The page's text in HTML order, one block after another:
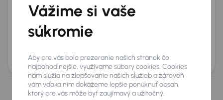
Renault Laguna
2006120 470 km Benzín1.6 16V 82 kW
Kúpené nové v SR 1.6 16V
od 6 € 1 400 €
Nevybrali ste si? Nevadí, na našich pobočkách v
Vážime si vaše
súkromie
Aby pre vás bolo prezeranie našich stránok čo
najpohodlnejšie, využívame súbory cookies. Cookies
nám slúžia na zlepšovanie našich služieb a zároveň
vám vďaka nim dokážeme lepšie ponúknuť obsah,
ktorý pre vás môže byť zaujímavý a užitočný.